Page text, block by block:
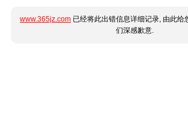
www.365jz.com 已经将此出错信息详细记录, 由此给
们深感歉意.